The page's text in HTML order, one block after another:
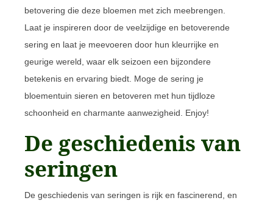
betovering die deze bloemen met zich meebrengen.
Laat je inspireren door de veelzijdige en betoverende
sering en laat je meevoeren door hun kleurrijke en
geurige wereld, waar elk seizoen een bijzondere
betekenis en ervaring biedt. Moge de sering je
bloementuin sieren en betoveren met hun tijdloze
schoonheid en charmante aanwezigheid. Enjoy!
De geschiedenis van
seringen
De geschiedenis van seringen is rijk en fascinerend, en